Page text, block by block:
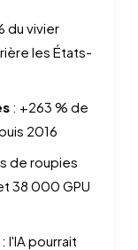
du vivier
les États-
: +263 % de
2016
de roupies
38 000 GPU
: l'IA pourrait